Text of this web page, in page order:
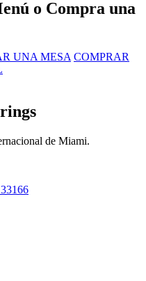
o Compra una
UNA MESA COMPRAR
de Miami.